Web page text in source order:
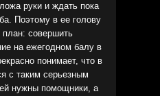
руки и ждать пока
Поэтому в ее голову
план: совершить
на ежегодном балу в
понимает, что в
с таким серьезным
нужны помощники, а